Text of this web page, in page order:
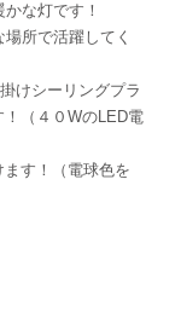
な灯です！
所で活躍してく
けシーリングプラ
（４０WのLED電
す！（電球色を